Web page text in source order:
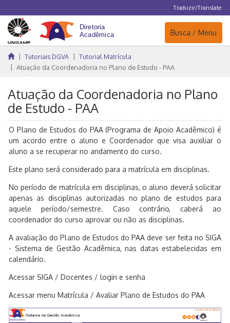
Traduzir/Translate
Navegação
Busca / Menu
Tutoriais DGVA
Tutorial Matrícula
Atuação da Coordenadoria no Plano de Estudo - PAA
Atuação da Coordenadoria no Plano
de Estudo - PAA
O Plano de Estudos do PAA (Programa de Apoio Acadêmico) é
um acordo entre o aluno e Coordenador que visa auxiliar o
aluno a se recuperar no andamento do curso.
Este plano será considerado para a matrícula em disciplinas.
No período de matrícula em disciplinas, o aluno deverá solicitar
apenas as disciplinas autorizadas no plano de estudos para
aquele período/semestre. Caso contrário, caberá ao
coordenador do curso aprovar ou não as disciplinas.
A avaliação do Plano de Estudos do PAA deve ser feita no SIGA
- Sistema de Gestão Acadêmica, nas datas estabelecidas em
calendário.
Acessar SIGA / Docentes / login e senha
Acessar menu Matrícula / Avaliar Plano de Estudos do PAA